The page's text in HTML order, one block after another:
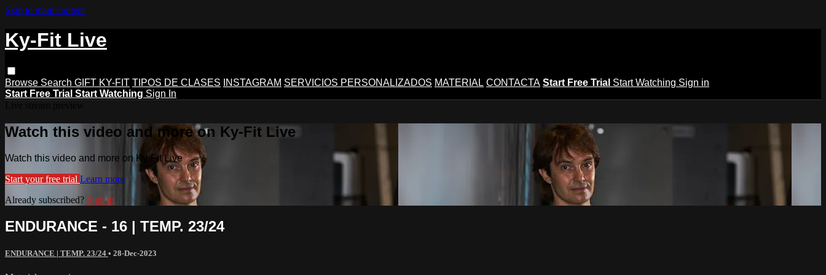
Skip to main content
Ky-Fit Live
Browse Search GIFT KY-FIT TIPOS DE CLASES INSTAGRAM SERVICIOS PERSONALIZADOS MATERIAL CONTACTA Start Free Trial Start Watching Sign in
Start Free Trial Start Watching Sign In
Watch this video and more on Ky-Fit Live
Watch this video and more on Ky-Fit Live
Start your free trial Learn more
Already subscribed? Sign in
ENDURANCE - 16 | TEMP. 23/24
ENDURANCE | TEMP. 23/24 • 28-Dec-2023